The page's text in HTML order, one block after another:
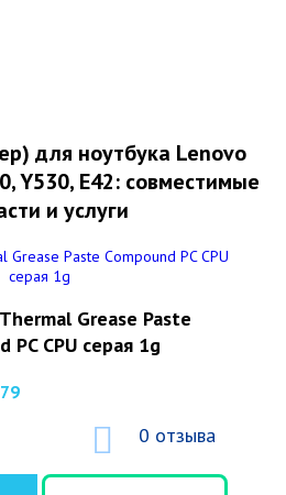
для ноутбука Lenovo
Y530, E42: совместимые
и услуги
Grease Paste
PC CPU серая 1g
0 отзыва